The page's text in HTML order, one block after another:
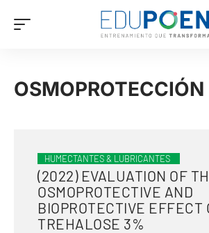
OSMOPROTECCIÓN
HUMECTANTES & LUBRICANTES
(2022) EVALUATION OF
OSMOPROTECTIVE AND
BIOPROTECTIVE EFFECT
TREHALOSE 3%